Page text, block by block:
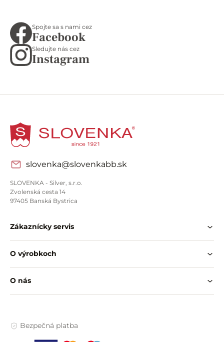
Spojte sa s nami cez
Facebook
Sledujte nás cez
Instagram
slovenka@slovenkabb.sk
SLOVENKA - Silver, s.r.o.
Zvolenská cesta 14
97405 Banská Bystrica
Zákaznícky servis
O výrobkoch
O nás
Bezpečná platba